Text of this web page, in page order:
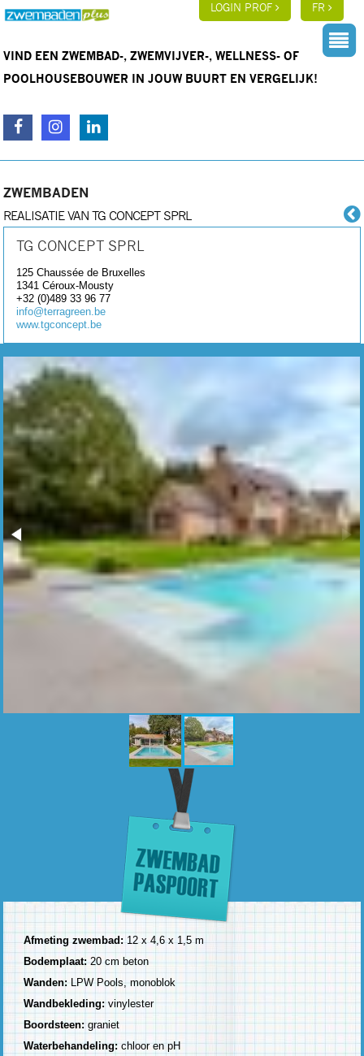
LOGIN PROF FR
VIND EEN ZWEMBAD-, ZWEMVIJVER-, WELLNESS- OF
POOLHOUSEBOUWER IN JOUW BUURT EN VERGELIJK!
ZWEMBADEN
REALISATIE VAN TG CONCEPT SPRL
TG CONCEPT SPRL
125 Chaussée de Bruxelles
1341Céroux-Mousty
+32 (0)489 33 96 77
info@terragreen.be
www.tgconcept.be
Afmeting zwembad:12 x 4,6 x 1,5 m
Bodemplaat:20 cm beton
Wanden: LPW Pools, monoblok
Wandbekleding: vinylester
Boordsteen:graniet
Waterbehandeling: chloor en pH